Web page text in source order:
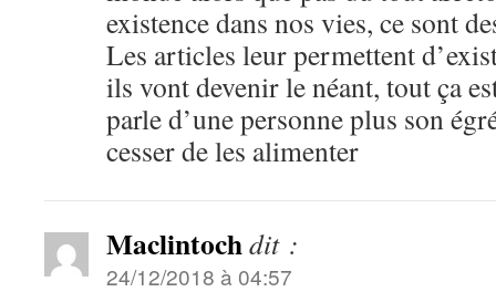
existence dans nos vies, ce sont
Les articles leur permettent
ils vont devenir le néant, tout ça
parle d’une personne plus son
cesser de les alimenter
Maclintochdit :
24/12/2018 à 04:57